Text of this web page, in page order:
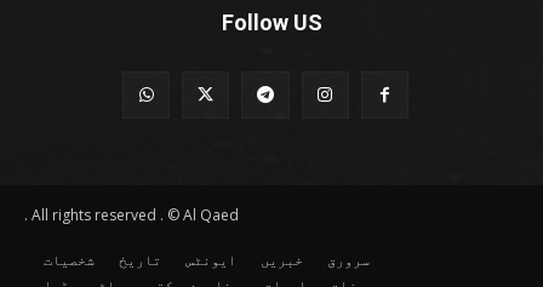
Follow US
All rights reserved . © Al Qaed .
سرورق خبریں ایونٹس تاریخ
شخصیات